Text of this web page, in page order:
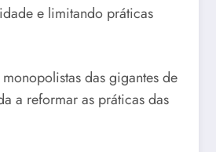
e limitando práticas
das gigantes de
a reformar as práticas das